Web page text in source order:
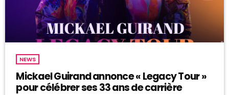
NEWS
Mickael Guirand annonce « Legacy Tour »
pour célébrer ses 33 ans de carrière